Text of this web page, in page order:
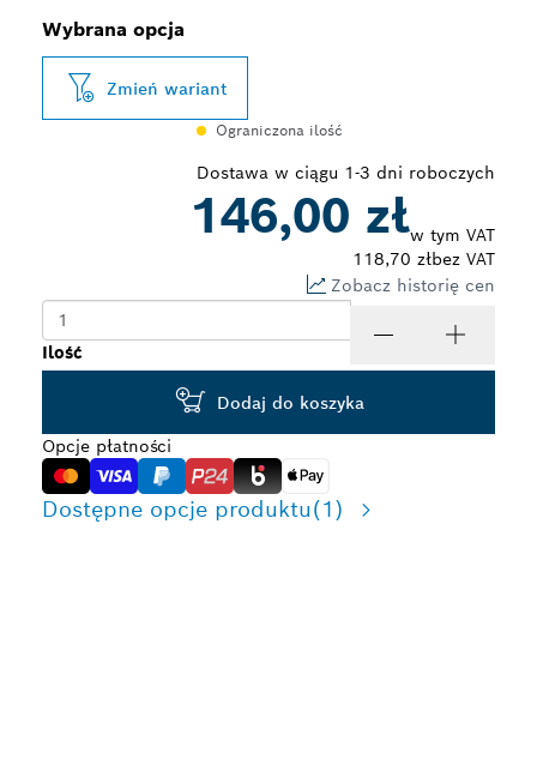
Wybrana opcja
Zmień wariant
Ograniczona ilość
Dostawa w ciągu 1-3 dni roboczych
146,00 złw tym VAT
118,70 złbez VAT
Zobacz historię cen
Ilość
Dodaj do koszyka
Opcje płatności
Dostępne opcje produktu(1)